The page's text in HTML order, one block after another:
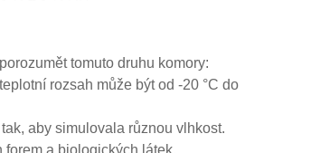
tomuto druhu komory:
rozsah může být od -20 °C do
aby simulovala různou vlhkost.
a biologických látek.